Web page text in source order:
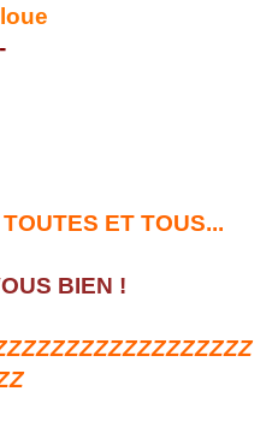
-
ET TOUS...
BIEN !